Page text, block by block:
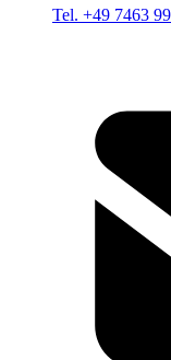
Tel. +49 7463